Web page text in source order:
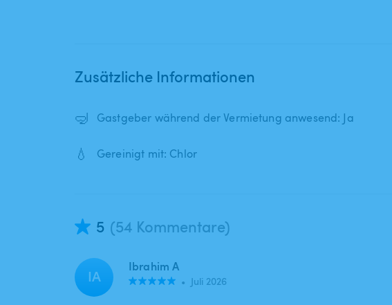
Zusätzliche Informationen
🤿 Gastgeber während der Vermietung anwesend: Ja
💧 Gereinigt mit: Chlor
5 (54 Kommentare)
IA Ibrahim A
• Juli 2026